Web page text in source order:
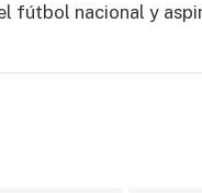
fútbol nacional y